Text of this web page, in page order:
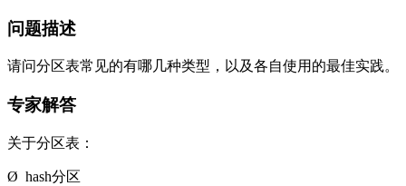
问题描述
请问分区表常见的有哪几种类型，以及各自使用的最佳实践。
专家解答
关于分区表：
Ø hash分区